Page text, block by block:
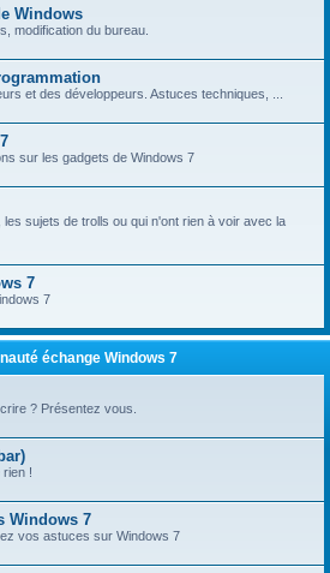
Windows
modification du bureau.
et des développeurs. Astuces techniques, ...
sur les gadgets de Windows 7
les sujets de trolls ou qui n'ont rien à voir avec la
7
7
échange Windows 7
? Présentez vous.
rien !
Windows 7
vos astuces sur Windows 7